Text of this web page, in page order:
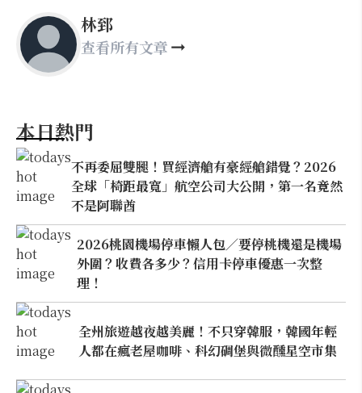
林郅
查看所有文章
本日熱門
不再委屈雙腿！買經濟艙有豪經艙錯覺？2026
全球「椅距最寬」航空公司大公開，第一名竟然
不是阿聯酋
2026桃園機場停車懶人包／要停桃機還是機場
外圍？收費各多少？信用卡停車優惠一次整
理！
全州旅遊越夜越美麗！不只穿韓服，韓國年輕
人都在瘋老屋咖啡、科幻碉堡與微醺星空市集